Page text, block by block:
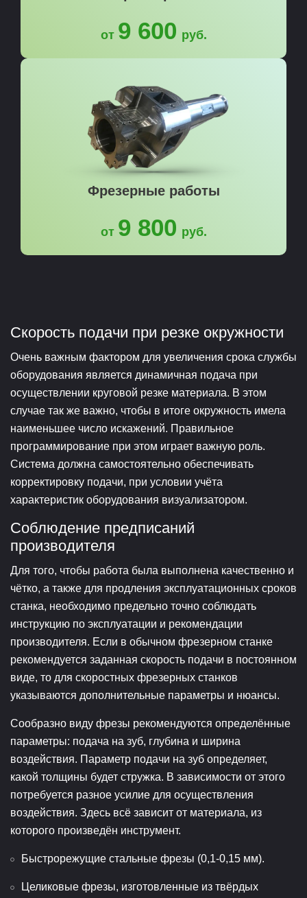
от 9 600 руб.
Фрезерные работы
от 9 800 руб.
Скорость подачи при резке окружности
Очень важным фактором для увеличения срока службы
оборудования является динамичная подача при
осуществлении круговой резке материала. В этом
случае так же важно, чтобы в итоге окружность имела
наименьшее число искажений. Правильное
программирование при этом играет важную роль.
Система должна самостоятельно обеспечивать
корректировку подачи, при условии учёта
характеристик оборудования визуализатором.
Соблюдение предписаний
производителя
Для того, чтобы работа была выполнена качественно и
чётко, а также для продления эксплуатационных сроков
станка, необходимо предельно точно соблюдать
инструкцию по эксплуатации и рекомендации
производителя. Если в обычном фрезерном станке
рекомендуется заданная скорость подачи в постоянном
виде, то для скоростных фрезерных станков
указываются дополнительные параметры и нюансы.
Сообразно виду фрезы рекомендуются определённые
параметры: подача на зуб, глубина и ширина
воздействия. Параметр подачи на зуб определяет,
какой толщины будет стружка. В зависимости от этого
потребуется разное усилие для осуществления
воздействия. Здесь всё зависит от материала, из
которого произведён инструмент.
Быстрорежущие стальные фрезы (0,1-0,15 мм).
Целиковые фрезы, изготовленные из твёрдых